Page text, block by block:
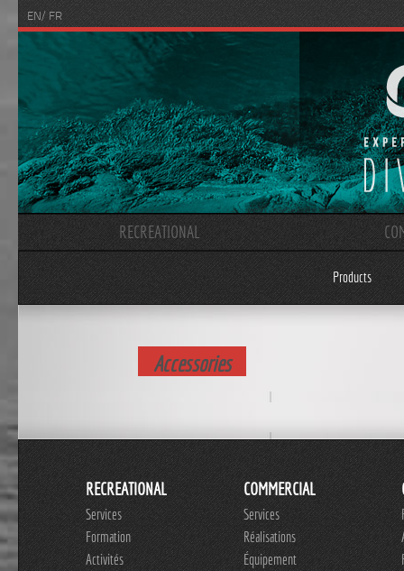
EN/ FR
RECREATIONAL
Products
Accessories
RECREATIONAL
Services
Formation
Activités
COMMERCIAL
Services
Réalisations
Équipement